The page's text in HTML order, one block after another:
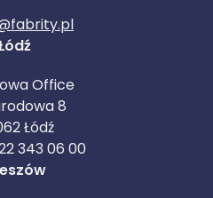
Office
8
Łódź
343 06 00